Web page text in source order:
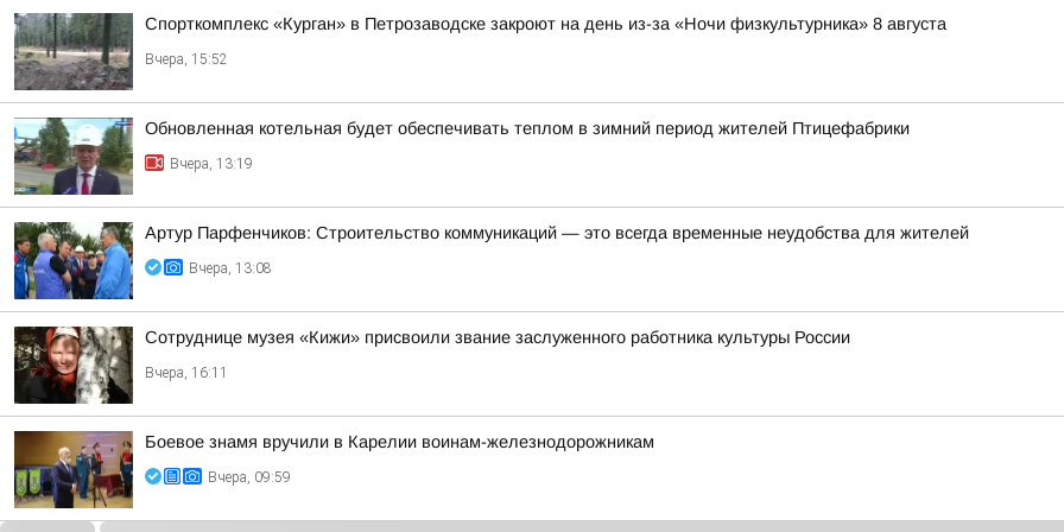
Спорткомплекс «Курган» в Петрозаводске закроют на день из-за «Ночи физкультурника» 8 августа
Вчера, 15:52
Обновленная котельная будет обеспечивать теплом в зимний период жителей Птицефабрики
Вчера, 13:19
Артур Парфенчиков: Строительство коммуникаций — это всегда временные неудобства для жителей
Вчера, 13:08
Сотруднице музея «Кижи» присвоили звание заслуженного работника культуры России
Вчера, 16:11
Боевое знамя вручили в Карелии воинам-железнодорожникам
Вчера, 09:59